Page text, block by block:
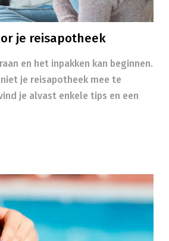
je reisapotheek
en het inpakken kan beginnen.
je reisapotheek mee te
je alvast enkele tips en een